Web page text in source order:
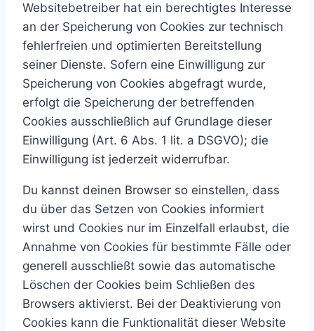
Websitebetreiber hat ein berechtigtes Interesse
an der Speicherung von Cookies zur technisch
fehlerfreien und optimierten Bereitstellung
seiner Dienste. Sofern eine Einwilligung zur
Speicherung von Cookies abgefragt wurde,
erfolgt die Speicherung der betreffenden
Cookies ausschließlich auf Grundlage dieser
Einwilligung (Art. 6 Abs. 1 lit. a DSGVO); die
Einwilligung ist jederzeit widerrufbar.
Du kannst deinen Browser so einstellen, dass
du über das Setzen von Cookies informiert
wirst und Cookies nur im Einzelfall erlaubst, die
Annahme von Cookies für bestimmte Fälle oder
generell ausschließt sowie das automatische
Löschen der Cookies beim Schließen des
Browsers aktivierst. Bei der Deaktivierung von
Cookies kann die Funktionalität dieser Website